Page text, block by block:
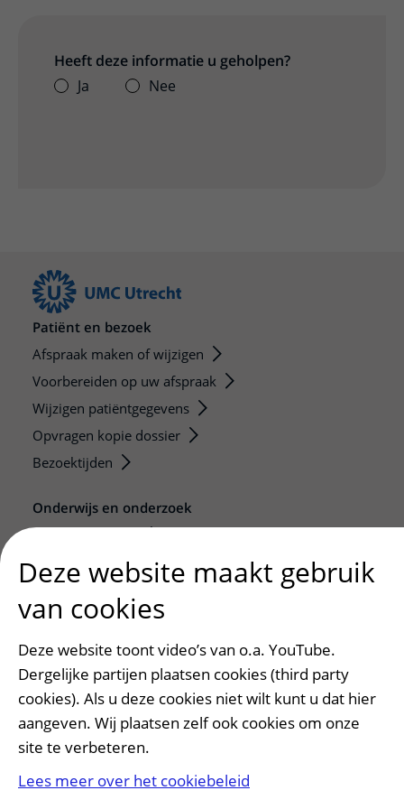
Heeft deze informatie u geholpen?
Ja
Nee
Patiënt en bezoek
Afspraak maken of wijzigen
Voorbereiden op uw afspraak
Wijzigen patiëntgegevens
Opvragen kopie dossier
Bezoektijden
Onderwijs en onderzoek
De Nieuwe Utrechtse School
Research
Strategic programs
Research groups
Researchers
Research technologies
Deze website maakt gebruik
van cookies
Deze website toont video’s van o.a. YouTube.
Dergelijke partijen plaatsen cookies (third party
cookies). Als u deze cookies niet wilt kunt u dat hier
aangeven. Wij plaatsen zelf ook cookies om onze
site te verbeteren.
Lees meer over het cookiebeleid